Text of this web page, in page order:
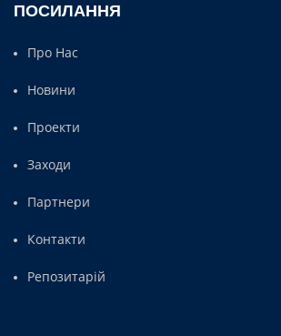
ПОСИЛАННЯ
Про Нас
Новини
Проекти
Заходи
Партнери
Контакти
Репозитарій